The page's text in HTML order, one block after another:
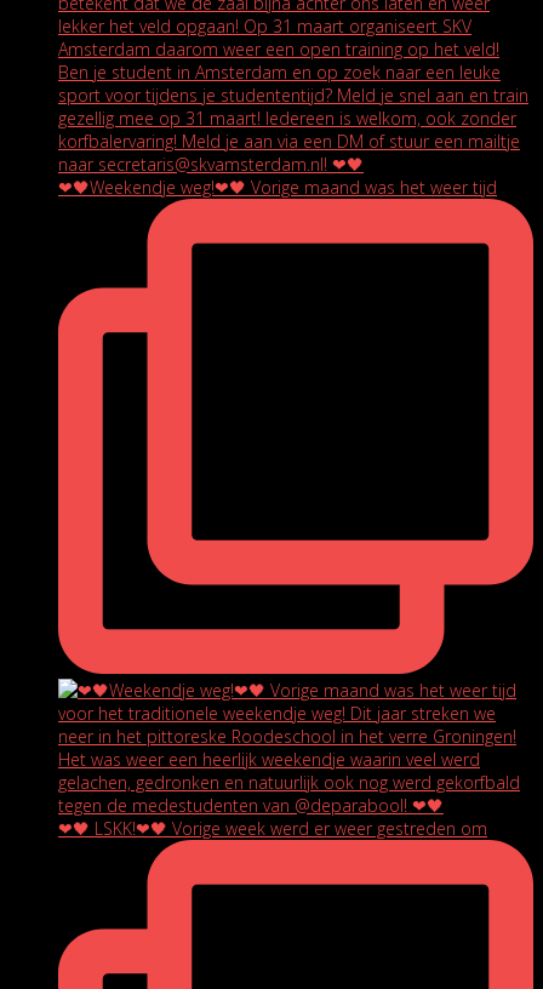
❤🖤Weekendje weg!❤🖤 Vorige maand was het weer tijd
❤🖤 LSKK!❤🖤 Vorige week werd er weer gestreden om